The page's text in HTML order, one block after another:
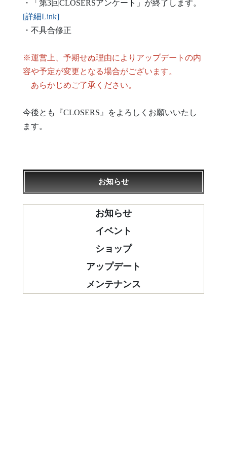
・「第3回CLOSERSアンケート」が終了します。
[詳細Link]
・不具合修正
※運営上、予期せぬ理由によりアップデートの内
容や予定が変更となる場合がございます。
あらかじめご了承ください。
今後とも『CLOSERS』をよろしくお願いいたし
ます。
お知らせ
お知らせ
イベント
ショップ
アップデート
メンテナンス